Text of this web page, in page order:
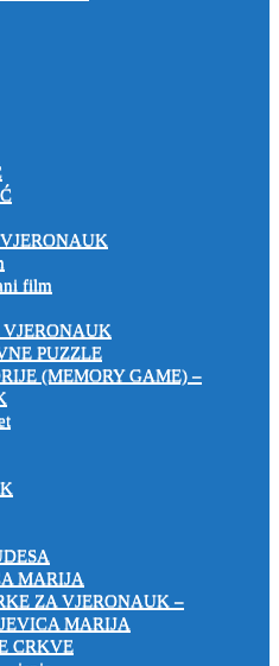
film
PUZZLE
(MEMORY GAME) –
MARIJA
ZA VJERONAUK –
MARIJA
CRKVE